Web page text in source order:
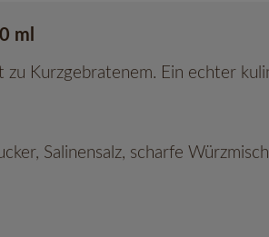
ml
zu Kurzgebratenem. Ein echter
Salinensalz, scharfe